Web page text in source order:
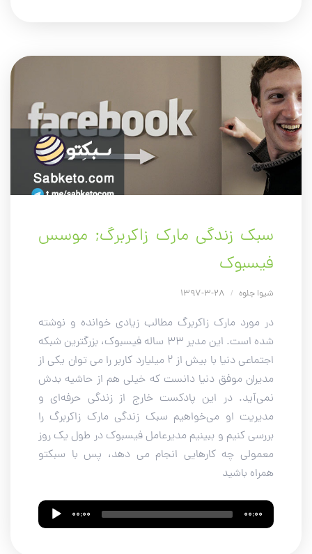
سبک زندگی مارک زاکربرگ; موسس
فیسبوک
شیوا جلوه /
در مورد مارک زاکربرگ مطالب زیادی خوانده و نوشته
شده است. این مدیر 33 ساله فیسبوک، بزرگترین شبکه
اجتماعی دنیا با بیش از 2 میلیارد کاربر را می توان یکی از
مدیران موفق دنیا دانست که خیلی هم از حاشیه بدش
نمی‌آید. در این پادکست خارج از زندگی حرفه‌ای و
مدیریت او می‌خواهیم سبک زندگی مارک زاکربرگ را
بررسی کنیم و ببینیم مدیرعامل فیسبوک در طول یک روز
معمولی چه کارهایی انجام می دهد، پس با سبکتو
همراه باشید
Audio
Player
00:00 00:00